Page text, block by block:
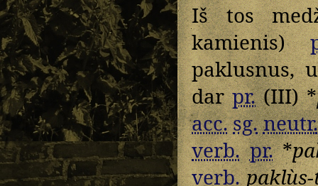
Iš tos
kamienis)
paklusnus,
darpr.(III) *
acc. sg.neutr.
verb. pr.*
verb.